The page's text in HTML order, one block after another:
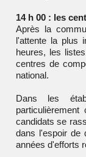
14 h 00 : les
Après la
l'attente la plus
heures, les
centres de
national.
Dans les
candidats se
dans l'espoir de
années d'efforts